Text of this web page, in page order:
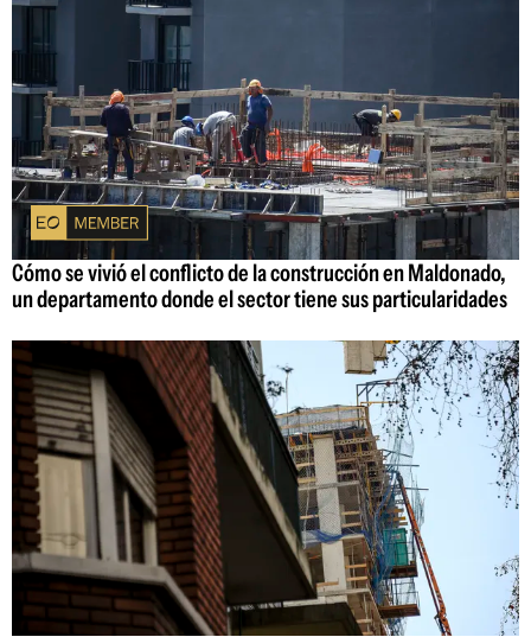
Cómo se vivió el conflicto de la construcción en Maldonado,
un departamento donde el sector tiene sus particularidades